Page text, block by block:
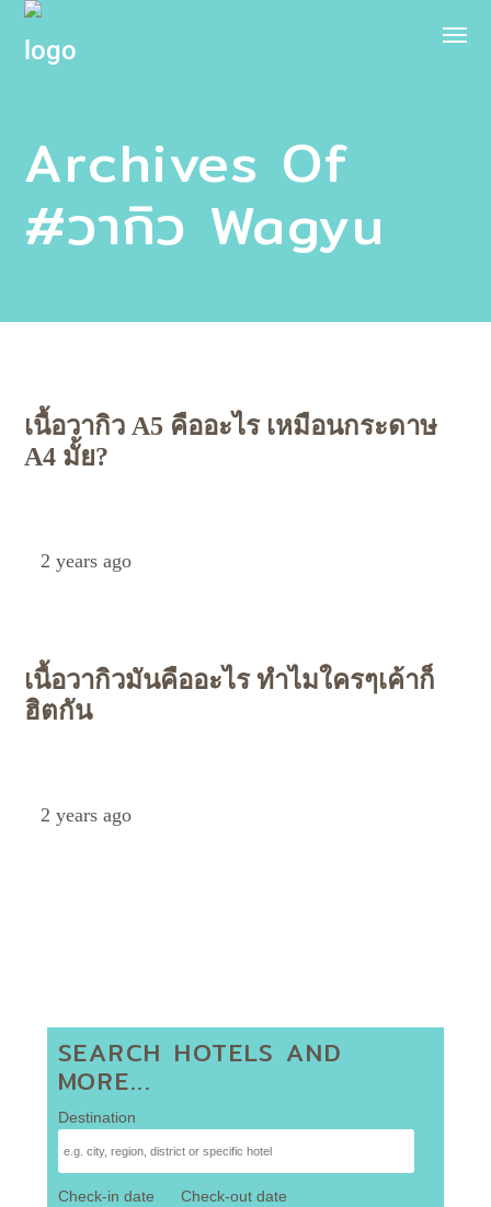
Archives Of
#วากิว Wagyu
เนื้อวากิว A5 คืออะไร เหมือนกระดาษ
A4 มั้ย?
2 years ago
เนื้อวากิวมันคืออะไร ทำไมใครๆเค้าก็
ฮิตกัน
2 years ago
SEARCH HOTELS AND
MORE...
Destination
Check-in date Check-out date